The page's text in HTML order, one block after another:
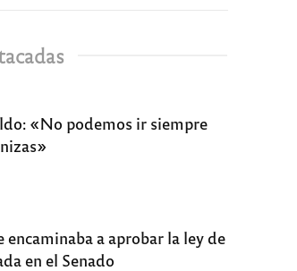
«No podemos ir siempre
encaminaba a aprobar la ley de
en el Senado